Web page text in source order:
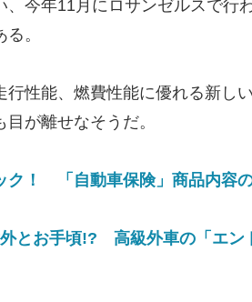
、今年11月にロサンゼルスで行
。
性能、燃費性能に優れる新し
が離せなそうだ。
ク！ 「自動車保険」商品内容
とお手頃!? 高級外車の「エン